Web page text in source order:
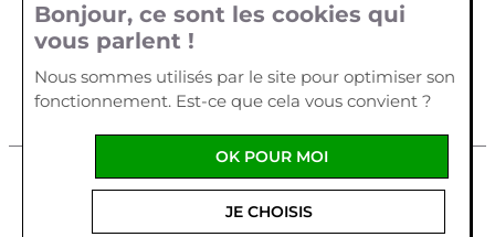
Votre email
Mentions légales Cookies
Crédits
1 allée Véga Parc d'Activités Plein
Bonjour, ce sont les cookies qui
vous parlent !
Nous sommes utilisés par le site pour optimiser son
fonctionnement. Est-ce que cela vous convient ?
JE CHOISIS
OK POUR MOI